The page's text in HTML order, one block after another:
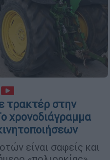
τρακτέρ στην
χρονοδιάγραμμα
είναι σαφείς και